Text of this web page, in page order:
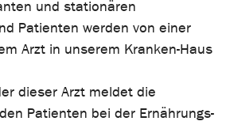
und stationären
Patienten werden von einer
Arzt in unserem Kranken-Haus
dieser Arzt meldet die
Patienten bei der Ernährungs-